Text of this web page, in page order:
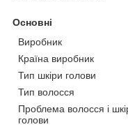
Основні
Виробник
Країна виробник
Тип шкіри голови
Тип волосся
Проблема волосся і
голови